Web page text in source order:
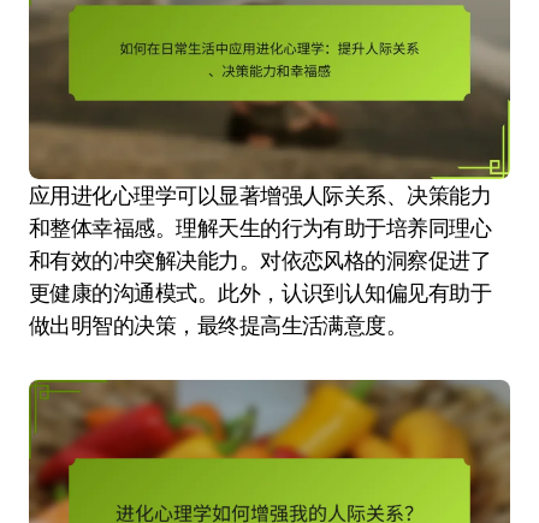
应用进化心理学可以显著增强人际关系、决策能力
和整体幸福感。理解天生的行为有助于培养同理心
和有效的冲突解决能力。对依恋风格的洞察促进了
更健康的沟通模式。此外，认识到认知偏见有助于
做出明智的决策，最终提高生活满意度。